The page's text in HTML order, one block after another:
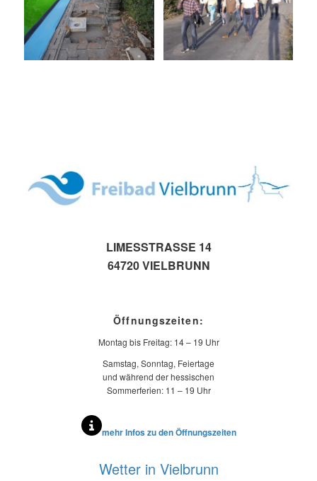
LIMESSTRASSE 14
64720 VIELBRUNN
Öffnungszeiten:
Montag bis Freitag: 14 – 19 Uhr
Samstag, Sonntag, Feiertage
und während der hessischen
Sommerferien: 11 – 19 Uhr
mehr Infos zu den Öffnungszeiten
Wetter in Vielbrunn